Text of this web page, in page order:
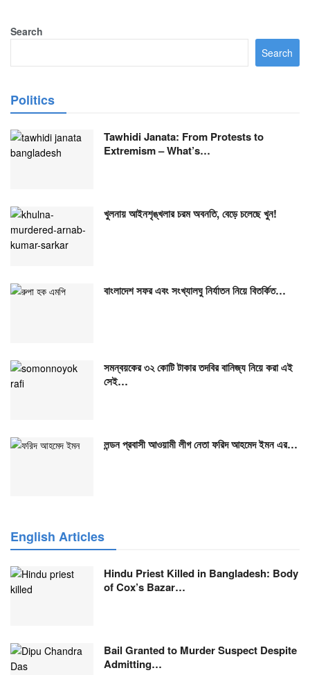
Search
Search
Politics
Tawhidi Janata: From Protests to
Extremism – What’s…
খুলনায় আইনশৃঙ্খলার চরম অবনতি, বেড়ে চলেছে খুন!
বাংলাদেশ সফর এবং সংখ্যালঘু নির্যাতন নিয়ে বিতর্কিত…
সমন্বয়কের ৩২ কোটি টাকার তদবির বানিজ্য নিয়ে করা এই
সেই…
লন্ডন প্রবাসী আওয়ামী লীগ নেতা ফরিদ আহমেদ ইমন এর…
English Articles
Hindu Priest Killed in Bangladesh: Body
of Cox’s Bazar…
Bail Granted to Murder Suspect Despite
Admitting…